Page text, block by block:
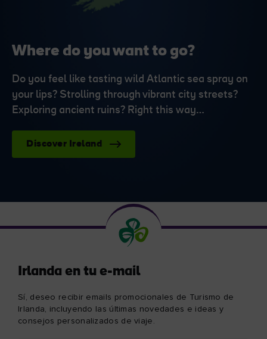
Where do you want to go?
Do you feel like tasting wild Atlantic sea spray on
your lips? Strolling through vibrant city streets?
Exploring ancient ruins? Right this way…
Discover Ireland
Irlanda en tu e-mail
Sí, deseo recibir emails promocionales de Turismo de
Irlanda, incluyendo las últimas novedades e ideas y
consejos personalizados de viaje.